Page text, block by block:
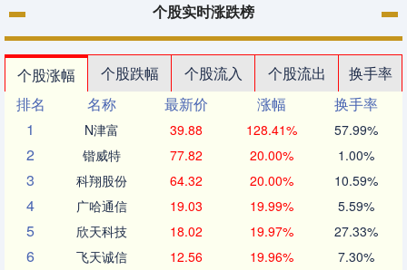
个股实时涨跌榜
个股涨幅 个股跌幅 个股流入 个股流出
换手率
排名
名称 最新价 涨幅
换手率
1
N津富 39.88 128.41% 57.99%
2 锴威特 77.82 20.00% 1.00%
3 科翔股份 64.32 20.00% 10.59%
4 广哈通信 19.03 19.99% 5.59%
5 欣天科技 18.02 19.97% 27.33%
6 飞天诚信 12.56 19.96% 7.30%